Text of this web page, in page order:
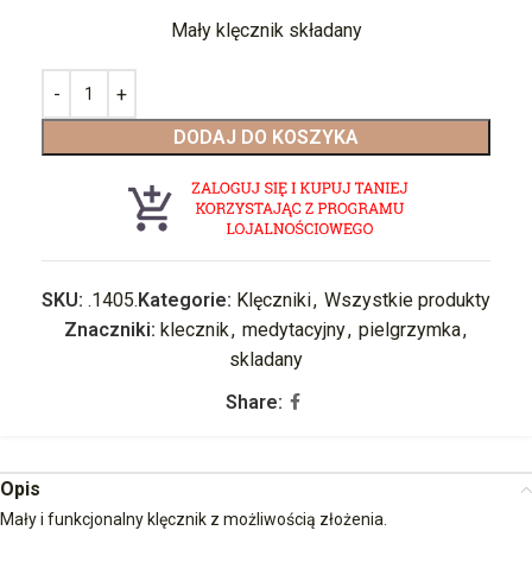
Mały klęcznik składany
DODAJ DO KOSZYKA
SKU: .1405.Kategorie: Klęczniki, Wszystkie produkty
Znaczniki: klecznik, medytacyjny, pielgrzymka,
skladany
Share:
Opis
Mały i funkcjonalny klęcznik z możliwością złożenia.